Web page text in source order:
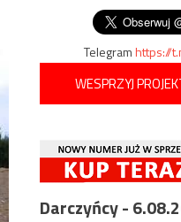
Telegramhttps://
WESPRZYJ
Darczyńcy -